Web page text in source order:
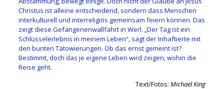
Christus ist alleine entscheidend, sondern dass Menschen
interkulturell und interreligiös gemeinsam feiern können. Das
zeigt diese Gefangenenwallfahrt in Werl. „Der Tag ist ein
Schlüsselerlebnis in meinem Leben“, sagt der Inhaftierte mit
den bunten Tätowierungen. Ob das ernst gemeint ist?
Bestimmt, doch das je eigene Leben wird zeigen, wohin die
Reise geht.
Text/Fotos:Michael King